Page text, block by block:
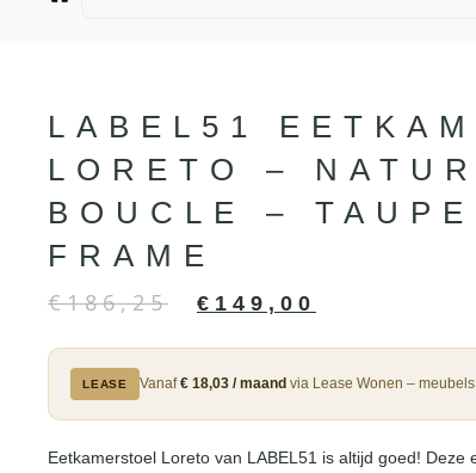
LABEL51
LORETO –
BOUCLE –
FRAME
€186,25 € 149,00
LEASE Vanaf€ 18,03 / maand via Lease Wonen –
Eetkamerstoel Loreto van LABEL51 is altijd goed! Deze